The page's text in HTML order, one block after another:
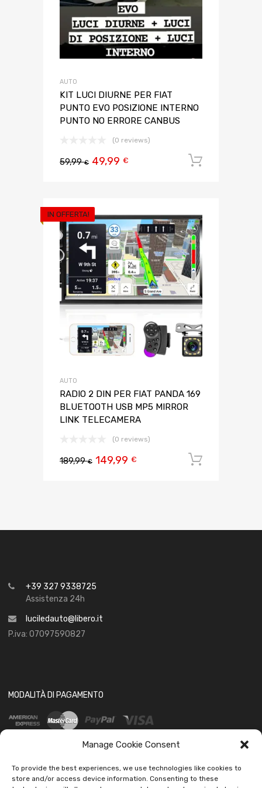
Manage Cookie Consent
To provide the best experiences, we use technologies like cookies to
store and/or access device information. Consenting to these
AUTO
KIT LUCI DIURNE PER FIAT
PUNTO EVO POSIZIONE INTERNO
PUNTO NO ERRORE CANBUS
(0 reviews)
59,99€ 49,99 €
IN OFFERTA!
AUTO
RADIO 2 DIN PER FIAT PANDA 169
BLUETOOTH USB MP5 MIRROR
LINK TELECAMERA
(0 reviews)
189,99€ 149,99 €
+39 327 9338725
Assistenza 24h
luciledauto@libero.it
P.iva: 07097590827
MODALITÀ DI PAGAMENTO